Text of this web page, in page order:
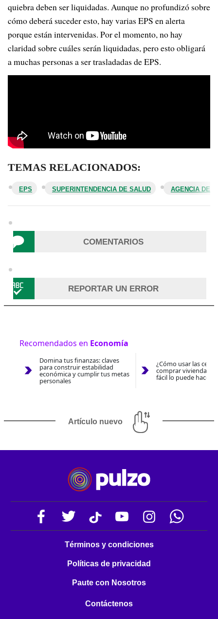
quiebra deben ser liquidadas. Aunque no profundizó sobre
cómo deberá suceder esto, hay varias EPS en alerta
porque están intervenidas. Por el momento, no hay
claridad sobre cuáles serán liquidadas, pero esto obligará
a muchas personas a ser trasladadas de EPS.
TEMAS RELACIONADOS:
EPS SUPERINTENDENCIA DE SALUD AGENCIA DE
COMENTARIOS
REPORTAR UN ERROR
Recomendados en Economía
Domina tus finanzas: claves
para construir estabilidad
económica y cumplir tus metas
personales
¿Cómo usar las
comprar vivienda
fácil lo puede hacer
Artículo nuevo
Términos y condiciones
Políticas de privacidad
Paute con Nosotros
Contáctenos